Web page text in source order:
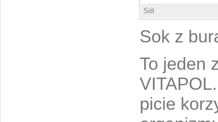
Sól
Sok z
To jeden
picie